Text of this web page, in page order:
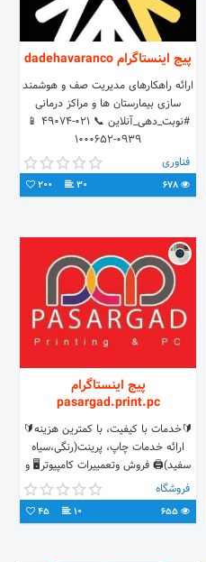
پیج اینستاگرام dadehavaranco
ارائه راهکارهای مدیریت صف و هوشمند
سازی بیمارستان ها و مراکز درمانی
#نوبت_دهی_آنلاین 📞 021-49074 📱
0939-1000652
فناوری
30
200
پیج اینستاگرام
pasargad.print.pc
🔰خدمات با کیفیت، با کمترین هزینه🔰
ارائه خدمات چاپ، پرینت(رنگی،سیاه
سفید)🖨️ فروش وتعمییرات کامپیوتر🖥️ و
لپ تاپ💻 لوازم التحریر✒️ آدرس:لینک
پایین👇
فروشگاه
10
45